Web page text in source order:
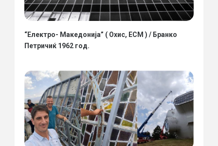
“Електро- Македонија” ( Охис, ЕСМ ) / Бранко
Петричиќ 1962 год.